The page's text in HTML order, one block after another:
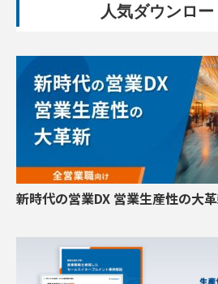
人気ダウンロ
新時代の営業DX 営業生産性の大